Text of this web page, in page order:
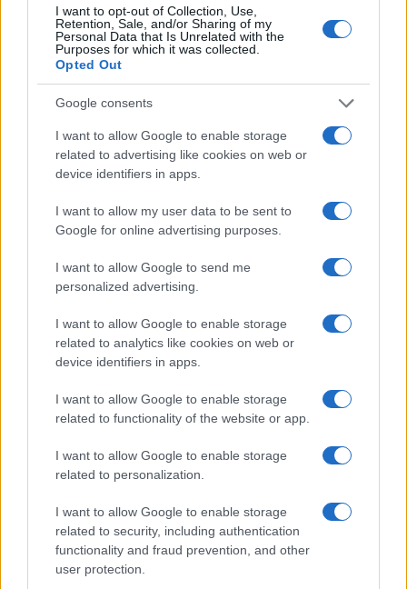
I want to opt-out of Collection, Use,
Retention, Sale, and/or Sharing of my
Personal Data that Is Unrelated with the
Purposes for which it was collected.
Opted Out
Google consents
I want to allow Google to enable storage
related to advertising like cookies on web or
device identifiers in apps.
I want to allow my user data to be sent to
Google for online advertising purposes.
I want to allow Google to send me
personalized advertising.
I want to allow Google to enable storage
related to analytics like cookies on web or
device identifiers in apps.
I want to allow Google to enable storage
related to functionality of the website or app.
I want to allow Google to enable storage
related to personalization.
I want to allow Google to enable storage
related to security, including authentication
functionality and fraud prevention, and other
user protection.